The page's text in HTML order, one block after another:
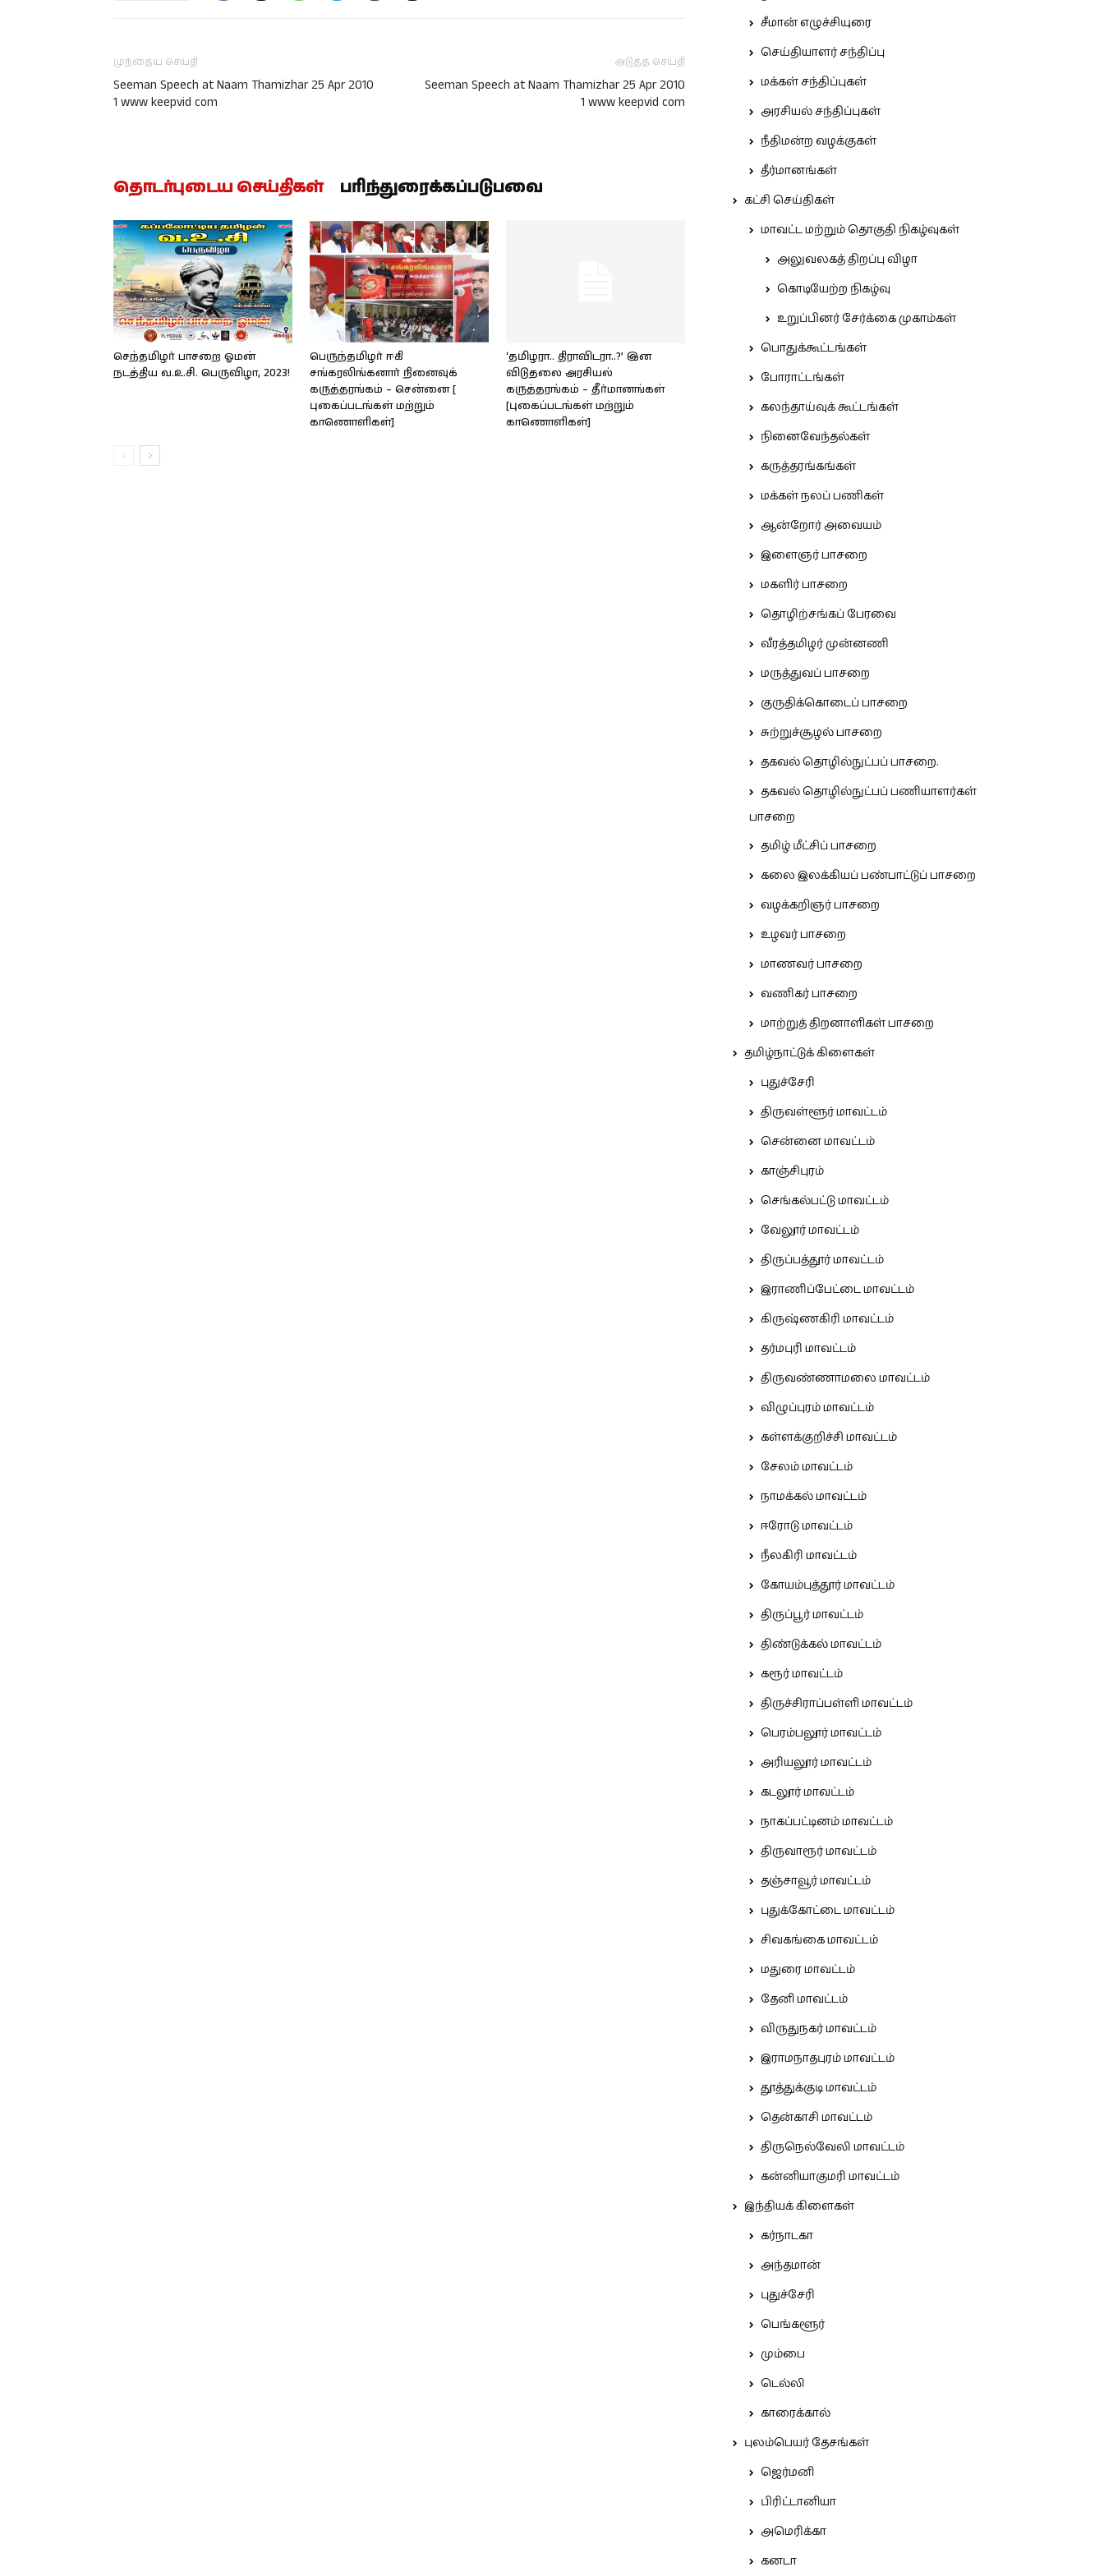
முந்தைய செய்தி
Seeman Speech at Naam Thamizhar 25 Apr 2010
1 www keepvid com
அடுத்த செய்தி
Seeman Speech at Naam Thamizhar 25 Apr 2010
1 www keepvid com
தொடர்புடைய செய்திகள் பரிந்துரைக்கப்படுபவை
செந்தமிழர் பாசறை ஓமன்
நடத்திய வ.உ.சி. பெருவிழா, 2023!
பெருந்தமிழர் ஈகி
சங்கரலிங்கனார் நினைவுக்
கருத்தரங்கம் – சென்னை [
புகைப்படங்கள் மற்றும்
காணொளிகள்]
‘தமிழரா.. திராவிடரா..?’ இன
விடுதலை அரசியல்
கருத்தரங்கம் – தீர்மானங்கள்
[புகைப்படங்கள் மற்றும்
காணொளிகள்]
சீமான் எழுச்சியுரை
செய்தியாளர் சந்திப்பு
மக்கள் சந்திப்புகள்
அரசியல் சந்திப்புகள்
நீதிமன்ற வழக்குகள்
தீர்மானங்கள்
கட்சி செய்திகள்
மாவட்ட மற்றும் தொகுதி நிகழ்வுகள்
அலுவலகத் திறப்பு விழா
கொடியேற்ற நிகழ்வு
உறுப்பினர் சேர்க்கை முகாம்கள்
பொதுக்கூட்டங்கள்
போராட்டங்கள்
கலந்தாய்வுக் கூட்டங்கள்
நினைவேந்தல்கள்
கருத்தரங்கங்கள்
மக்கள் நலப் பணிகள்
ஆன்றோர் அவையம்
இளைஞர் பாசறை
மகளிர் பாசறை
தொழிற்சங்கப் பேரவை
வீரத்தமிழர் முன்னணி
மருத்துவப் பாசறை
குருதிக்கொடைப் பாசறை
சுற்றுச்சூழல் பாசறை
தகவல் தொழில்நுட்பப் பாசறை.
தகவல் தொழில்நுட்பப் பணியாளர்கள்
பாசறை
தமிழ் மீட்சிப் பாசறை
கலை இலக்கியப் பண்பாட்டுப் பாசறை
வழக்கறிஞர் பாசறை
உழவர் பாசறை
மாணவர் பாசறை
வணிகர் பாசறை
மாற்றுத் திறனாளிகள் பாசறை
தமிழ்நாட்டுக் கிளைகள்
புதுச்சேரி
திருவள்ளூர் மாவட்டம்
சென்னை மாவட்டம்
காஞ்சிபுரம்
செங்கல்பட்டு மாவட்டம்
வேலூர் மாவட்டம்
திருப்பத்தூர் மாவட்டம்
இராணிப்பேட்டை மாவட்டம்
கிருஷ்ணகிரி மாவட்டம்
தர்மபுரி மாவட்டம்
திருவண்ணாமலை மாவட்டம்
விழுப்புரம் மாவட்டம்
கள்ளக்குறிச்சி மாவட்டம்
சேலம் மாவட்டம்
நாமக்கல் மாவட்டம்
ஈரோடு மாவட்டம்
நீலகிரி மாவட்டம்
கோயம்புத்தூர் மாவட்டம்
திருப்பூர் மாவட்டம்
திண்டுக்கல் மாவட்டம்
கரூர் மாவட்டம்
திருச்சிராப்பள்ளி மாவட்டம்
பெரம்பலூர் மாவட்டம்
அரியலூர் மாவட்டம்
கடலூர் மாவட்டம்
நாகப்பட்டினம் மாவட்டம்
திருவாரூர் மாவட்டம்
தஞ்சாவூர் மாவட்டம்
புதுக்கோட்டை மாவட்டம்
சிவகங்கை மாவட்டம்
மதுரை மாவட்டம்
தேனி மாவட்டம்
விருதுநகர் மாவட்டம்
இராமநாதபுரம் மாவட்டம்
தூத்துக்குடி மாவட்டம்
தென்காசி மாவட்டம்
திருநெல்வேலி மாவட்டம்
கன்னியாகுமரி மாவட்டம்
இந்தியக் கிளைகள்
கர்நாடகா
அந்தமான்
புதுச்சேரி
பெங்களூர்
மும்பை
டெல்லி
காரைக்கால்
புலம்பெயர் தேசங்கள்
ஜெர்மனி
பிரிட்டானியா
அமெரிக்கா
கனடா